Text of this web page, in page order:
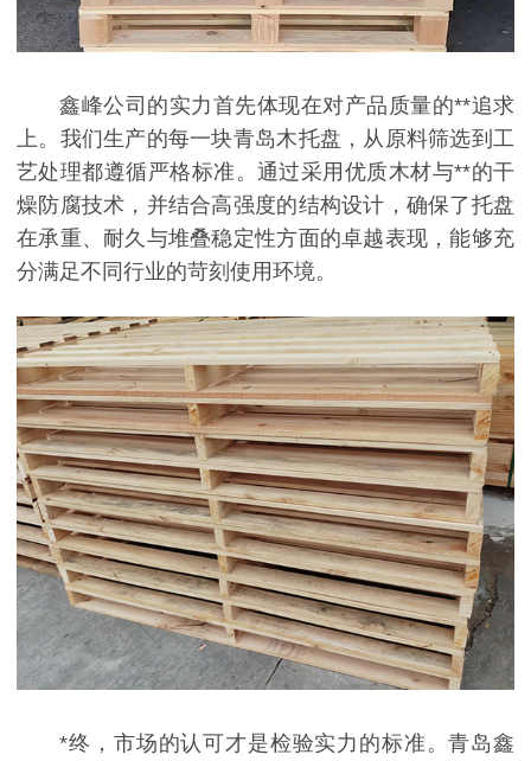
鑫峰公司的实力首先体现在对产品质量的**追求
上。我们生产的每一块青岛木托盘，从原料筛选到工
艺处理都遵循严格标准。通过采用优质木材与**的干
燥防腐技术，并结合高强度的结构设计，确保了托盘
在承重、耐久与堆叠稳定性方面的卓越表现，能够充
分满足不同行业的苛刻使用环境。
*终，市场的认可才是检验实力的标准。青岛鑫